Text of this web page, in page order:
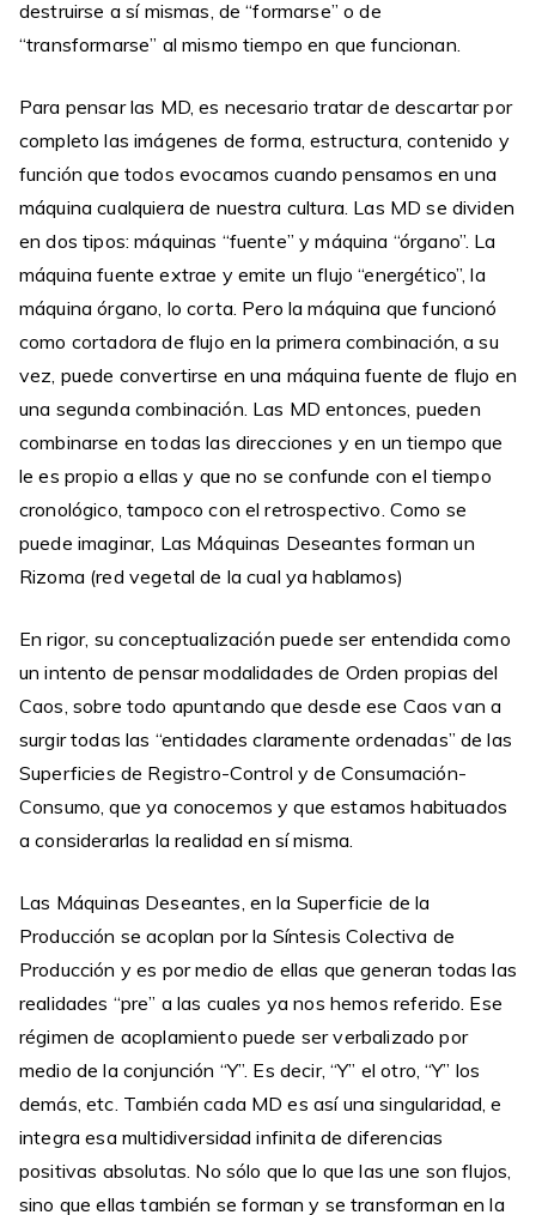
destruirse a sí mismas, de “formarse” o de
“transformarse” al mismo tiempo en que funcionan.
Para pensar las MD, es necesario tratar de descartar por
completo las imágenes de forma, estructura, contenido y
función que todos evocamos cuando pensamos en una
máquina cualquiera de nuestra cultura. Las MD se dividen
en dos tipos: máquinas “fuente” y máquina “órgano”. La
máquina fuente extrae y emite un flujo “energético”, la
máquina órgano, lo corta. Pero la máquina que funcionó
como cortadora de flujo en la primera combinación, a su
vez, puede convertirse en una máquina fuente de flujo en
una segunda combinación. Las MD entonces, pueden
combinarse en todas las direcciones y en un tiempo que
le es propio a ellas y que no se confunde con el tiempo
cronológico, tampoco con el retrospectivo. Como se
puede imaginar, Las Máquinas Deseantes forman un
Rizoma (red vegetal de la cual ya hablamos)
En rigor, su conceptualización puede ser entendida como
un intento de pensar modalidades de Orden propias del
Caos, sobre todo apuntando que desde ese Caos van a
surgir todas las “entidades claramente ordenadas” de las
Superficies de Registro-Control y de Consumación-
Consumo, que ya conocemos y que estamos habituados
a considerarlas la realidad en sí misma.
Las Máquinas Deseantes, en la Superficie de la
Producción se acoplan por la Síntesis Colectiva de
Producción y es por medio de ellas que generan todas las
realidades “pre” a las cuales ya nos hemos referido. Ese
régimen de acoplamiento puede ser verbalizado por
medio de la conjunción “Y”. Es decir, “Y” el otro, “Y” los
demás, etc. También cada MD es así una singularidad, e
integra esa multidiversidad infinita de diferencias
positivas absolutas. No sólo que lo que las une son flujos,
sino que ellas también se forman y se transforman en la